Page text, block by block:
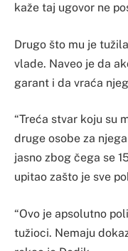
kaže taj ugovor ne
Drugo što mu je
vlade. Naveo je da
garant i da vraća
“Treća stvar koju su
druge osobe za
jasno zbog čega se
upitao zašto je sve
“Ovo je apsolutno
tužioci. Nemaju